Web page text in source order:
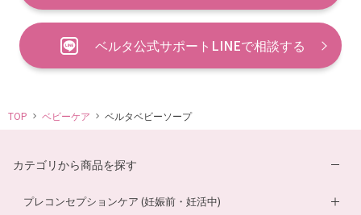
ベルタ公式サポートLINEで相談する
TOP ベビーケア ベルタベビーソープ
カテゴリから商品を探す
プレコンセプションケア (妊娠前・妊活中)